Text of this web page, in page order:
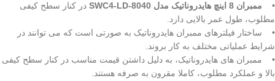
•
ممبران 8 اینچ هایدروناتیک مدل SWC4-LD-8040
در کنار سطح کیفی
مطلوب، طول عمر بالایی دارد.
• ساختار فیلترهای ممبران هایدروناتیک به صورتی است که می توانند در
شرایط عملیاتی مختلف به کار بروند.
• ممبران های هایدروناتیک، به دلیل داشتن قیمت مناسب در کنار سطح کیفی
بالا و عملکرد مطلوب، کاملا مقرون به صرفه هستند.